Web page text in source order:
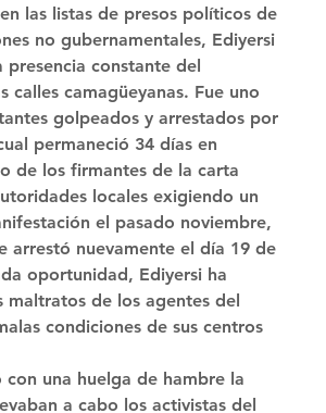
las listas de presos políticos de
no gubernamentales, Ediyersi
presencia constante del
calles camagüeyanas. Fue uno
golpeados y arrestados por
permaneció 34 días en
de los firmantes de la carta
locales exigiendo un
el pasado noviembre,
arrestó nuevamente el día 19 de
oportunidad, Ediyersi ha
maltratos de los agentes del
condiciones de sus centros
con una huelga de hambre la
a cabo los activistas del